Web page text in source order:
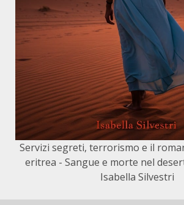
Servizi segreti, terrorismo e il
eritrea - Sangue e morte nel
Isabella Silvestri